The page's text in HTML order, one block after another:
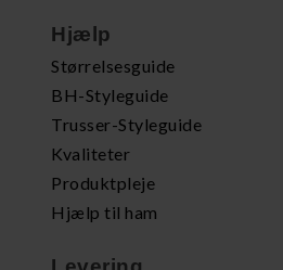
Hjælp
Størrelsesguide
BH-Styleguide
Trusser-Styleguide
Kvaliteter
Produktpleje
Hjælp til ham